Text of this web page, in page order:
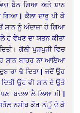
ਬੈਠ ਗਿਆ ਅਤੇ ਸ਼ਾਨ
ਗਿਆ | ਕੈਲਾ ਦਾਰੂ ਪੀ ਕੇ
ਸ਼ਾਨ ਨੂੰ ਅੰਦਾਜ਼ਾ ਹੋ ਗਿਆ
ਹੋ ਵੇਖਣ ਦਾ ਯਤਨ ਕੀਤਾ
ਗੋਲੀ ਪੁੜਪੁੜੀ ਵਿਚ
ਸ਼ਾਨ ਬਾਹਰ ਨਾ ਆਇਆ
ਢੋ ਦਿਤਾ | ਜਦੋਂ ਉਹ
ਉਹ ਵੀ ਸ਼ਾਨ ਦੇ ਉਤੇ
ਬਦਲਾ ਲੈ ਲਿਆ ਸੀ |
ਨਸੀਬ ਕੌਰ ਨਂੂੰ ਦੇ ਕੇ